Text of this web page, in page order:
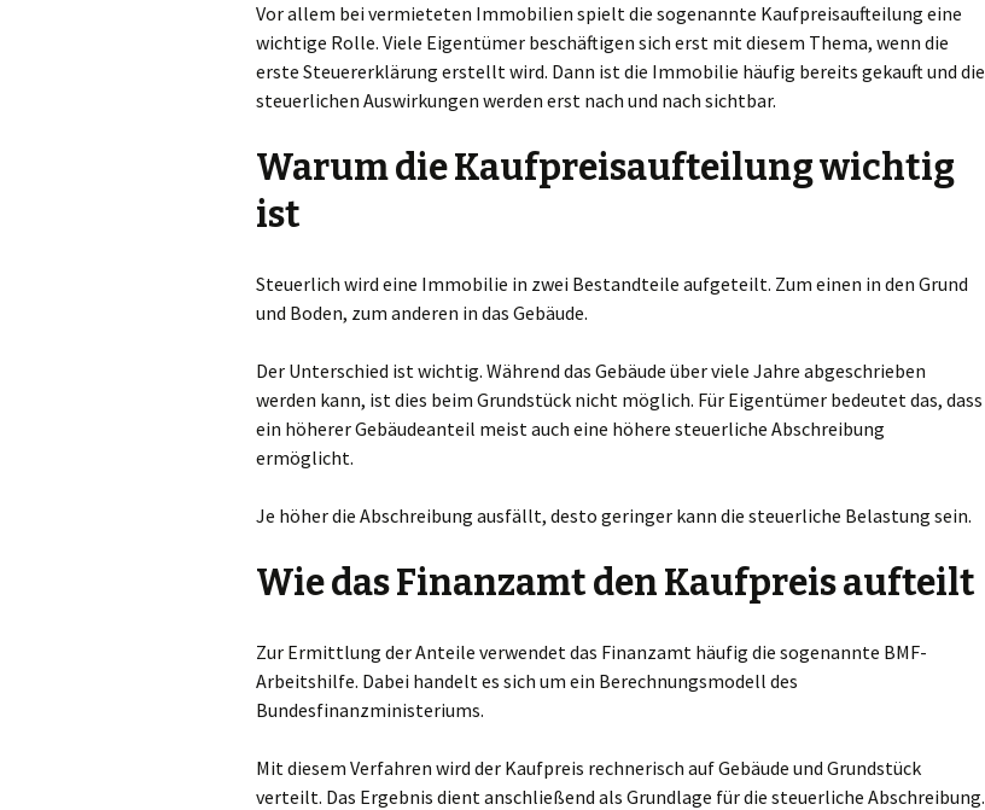
Vor allem bei vermieteten Immobilien spielt die sogenannte Kaufpreisaufteilung eine
wichtige Rolle. Viele Eigentümer beschäftigen sich erst mit diesem Thema, wenn die
erste Steuererklärung erstellt wird. Dann ist die Immobilie häufig bereits gekauft und die
steuerlichen Auswirkungen werden erst nach und nach sichtbar.
Warum die Kaufpreisaufteilung wichtig
ist
Steuerlich wird eine Immobilie in zwei Bestandteile aufgeteilt. Zum einen in den Grund
und Boden, zum anderen in das Gebäude.
Der Unterschied ist wichtig. Während das Gebäude über viele Jahre abgeschrieben
werden kann, ist dies beim Grundstück nicht möglich. Für Eigentümer bedeutet das, dass
ein höherer Gebäudeanteil meist auch eine höhere steuerliche Abschreibung
ermöglicht.
Je höher die Abschreibung ausfällt, desto geringer kann die steuerliche Belastung sein.
Wie das Finanzamt den Kaufpreis aufteilt
Zur Ermittlung der Anteile verwendet das Finanzamt häufig die sogenannte BMF-
Arbeitshilfe. Dabei handelt es sich um ein Berechnungsmodell des
Bundesfinanzministeriums.
Mit diesem Verfahren wird der Kaufpreis rechnerisch auf Gebäude und Grundstück
verteilt. Das Ergebnis dient anschließend als Grundlage für die steuerliche Abschreibung.